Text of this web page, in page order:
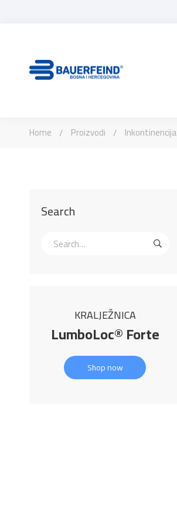
Home Proizvodi Inkontinencija
Search
KRALJEŽNICA
LumboLoc® Forte
Shop now